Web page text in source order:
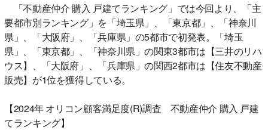
「不動産仲介 購入 戸建てランキング」では今回より、「主
要都市別ランキング」を「埼玉県」、「東京都」、「神奈川
県」、「大阪府」、「兵庫県」の5都市で初発表。「埼玉
県」、「東京都」、「神奈川県」の関東3都市は【三井のリハ
ウス】、「大阪府」、「兵庫県」の関西2都市は【住友不動産
販売】が1位を獲得している。
【2024年 オリコン顧客満足度(R)調査 不動産仲介 購入 戸建
てランキング】